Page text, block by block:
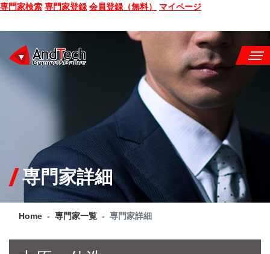
専門家検索 専門家登録 会員登録（無料） マイページ
CONSULTING
SERVICE
COMPANY
Q&A
専門家詳細
Home 専門家一覧 専門家詳細